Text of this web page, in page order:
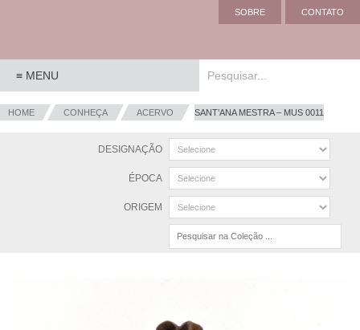
SOBRE CONTATO
HOME CONHEÇA ACERVO SANT’ANA MESTRA – MUS 0011
DESIGNAÇÃO
ÉPOCA
ORIGEM